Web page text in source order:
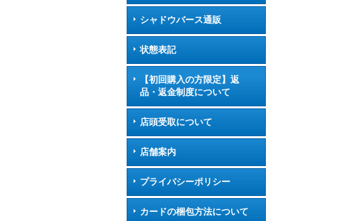
シャドウバース通販
状態表記
【初回購入の方限定】返
品・返金制度について
店頭受取について
店舗案内
プライバシーポリシー
カードの梱包方法について